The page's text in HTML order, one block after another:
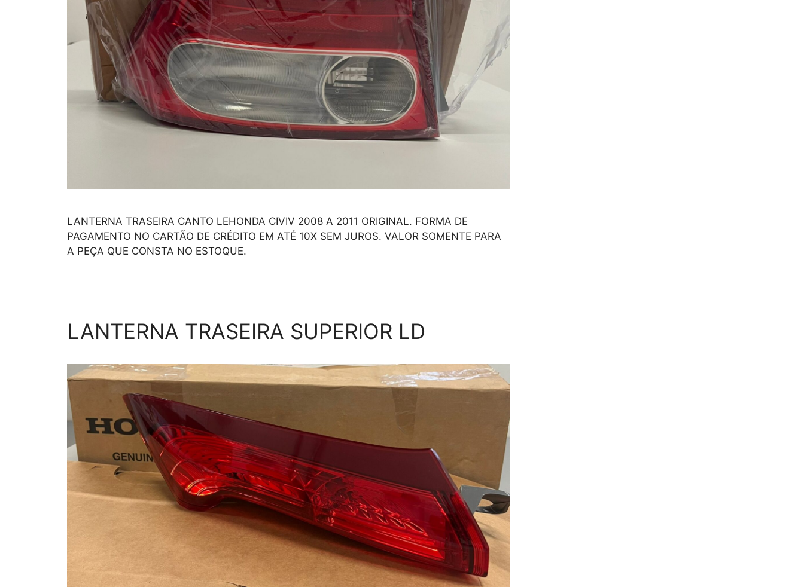
LANTERNA TRASEIRA CANTO LEHONDA CIVIV 2008 A 2011 ORIGINAL. FORMA DE
PAGAMENTO NO CARTÃO DE CRÉDITO EM ATÉ 10X SEM JUROS. VALOR SOMENTE PARA
A PEÇA QUE CONSTA NO ESTOQUE.
LANTERNA TRASEIRA SUPERIOR LD